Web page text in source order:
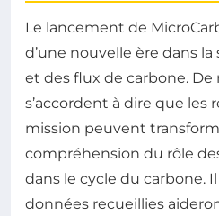
Le lancement de
d’une nouvelle ère dans
et des flux de carbone.
s’accordent à dire que les
mission peuvent
compréhension du rôle
dans le cycle du carbone.
données recueillies